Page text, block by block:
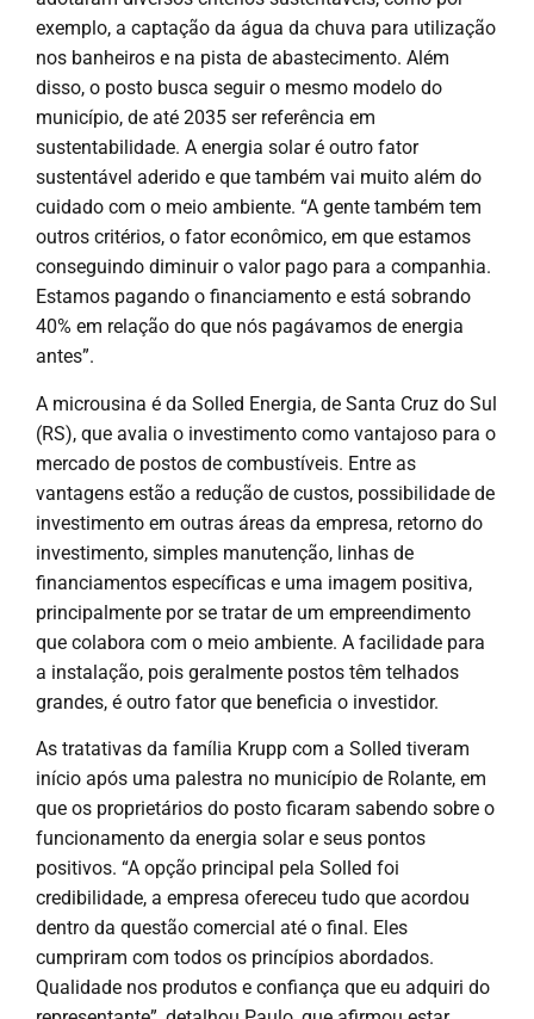
exemplo, a captação da água da chuva para utilização
nos banheiros e na pista de abastecimento. Além
disso, o posto busca seguir o mesmo modelo do
município, de até 2035 ser referência em
sustentabilidade. A energia solar é outro fator
sustentável aderido e que também vai muito além do
cuidado com o meio ambiente. “A gente também tem
outros critérios, o fator econômico, em que estamos
conseguindo diminuir o valor pago para a companhia.
Estamos pagando o financiamento e está sobrando
40% em relação do que nós pagávamos de energia
antes”.
A microusina é da Solled Energia, de Santa Cruz do Sul
(RS), que avalia o investimento como vantajoso para o
mercado de postos de combustíveis. Entre as
vantagens estão a redução de custos, possibilidade de
investimento em outras áreas da empresa, retorno do
investimento, simples manutenção, linhas de
financiamentos específicas e uma imagem positiva,
principalmente por se tratar de um empreendimento
que colabora com o meio ambiente. A facilidade para
a instalação, pois geralmente postos têm telhados
grandes, é outro fator que beneficia o investidor.
As tratativas da família Krupp com a Solled tiveram
início após uma palestra no município de Rolante, em
que os proprietários do posto ficaram sabendo sobre o
funcionamento da energia solar e seus pontos
positivos. “A opção principal pela Solled foi
credibilidade, a empresa ofereceu tudo que acordou
dentro da questão comercial até o final. Eles
cumpriram com todos os princípios abordados.
Qualidade nos produtos e confiança que eu adquiri do